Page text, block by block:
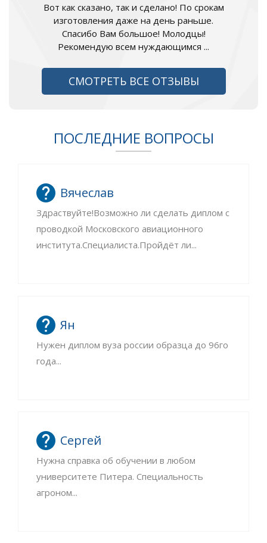
Вот как сказано, так и сделано! По срокам
изготовления даже на день раньше.
Спасибо Вам большое! Молодцы!
Рекомендую всем нуждающимся ...
СМОТРЕТЬ ВСЕ ОТЗЫВЫ
ПОСЛЕДНИЕ ВОПРОСЫ
Вячеслав
Здраствуйте!Возможно ли сделать диплом с
проводкой Московского авиационного
института.Специалиста.Пройдёт ли...
Ян
Нужен диплом вуза россии образца до 96го
года...
Сергей
Нужна справка об обучении в любом
университете Питера. Специальность
агроном...